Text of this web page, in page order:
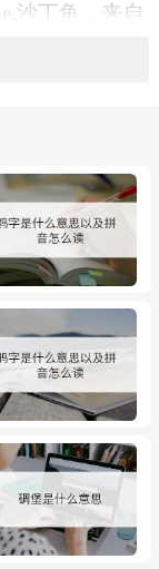
沙丁鱼，来自
地。据说因这
Greek sardine,
"Sardinia" (see
which the fish
they were
probable that
from so far as
of Aristotle,
in which the